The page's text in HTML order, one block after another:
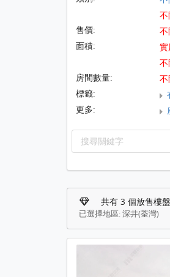
不
售價:
不
面積:
實
不
房間數量:
不
標籤:
更多:
共有 3 個放售樓盤
已選擇地區: 深井(荃灣)